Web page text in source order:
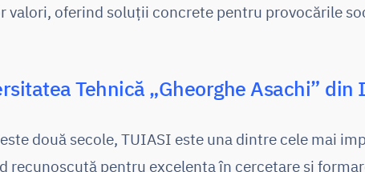
valori, oferind soluții concrete pentru provocările
Tehnică „Gheorghe Asachi” din
două secole, TUIASI este una dintre cele mai
recunoscută pentru excelența în cercetare și